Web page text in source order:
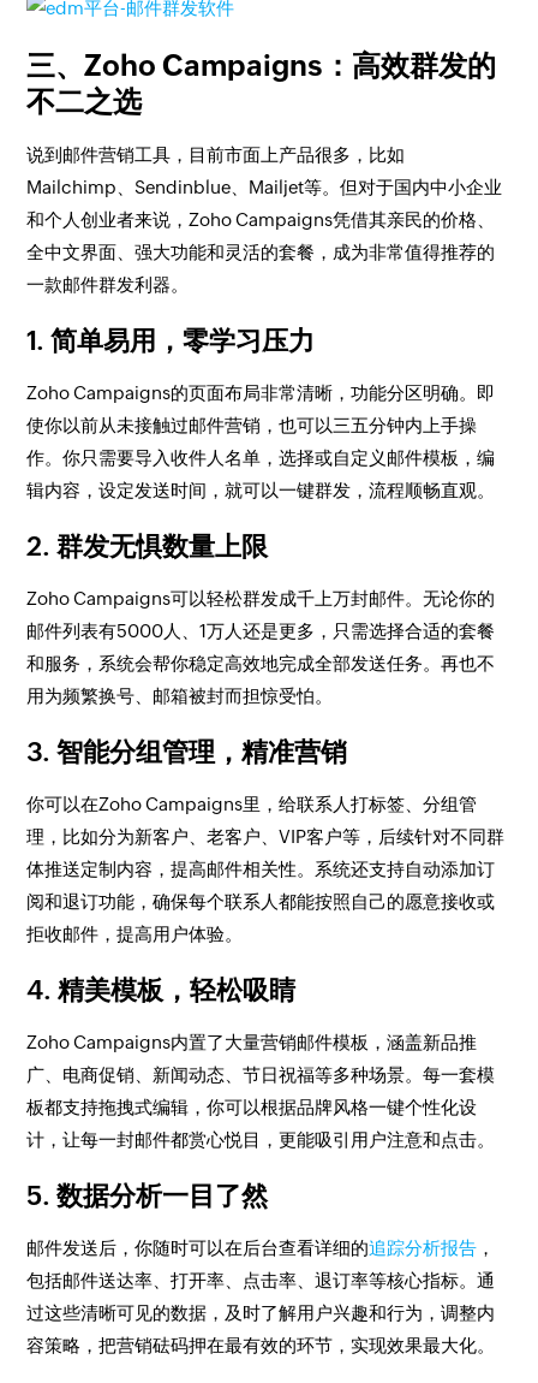
三、Zoho Campaigns：高效群发的
不二之选
说到邮件营销工具，目前市面上产品很多，比如
Mailchimp、Sendinblue、Mailjet等。但对于国内中小企业
和个人创业者来说，Zoho Campaigns凭借其亲民的价格、
全中文界面、强大功能和灵活的套餐，成为非常值得推荐的
一款邮件群发利器。
1. 简单易用，零学习压力
Zoho Campaigns的页面布局非常清晰，功能分区明确。即
使你以前从未接触过邮件营销，也可以三五分钟内上手操
作。你只需要导入收件人名单，选择或自定义邮件模板，编
辑内容，设定发送时间，就可以一键群发，流程顺畅直观。
2. 群发无惧数量上限
Zoho Campaigns可以轻松群发成千上万封邮件。无论你的
邮件列表有5000人、1万人还是更多，只需选择合适的套餐
和服务，系统会帮你稳定高效地完成全部发送任务。再也不
用为频繁换号、邮箱被封而担惊受怕。
3. 智能分组管理，精准营销
你可以在Zoho Campaigns里，给联系人打标签、分组管
理，比如分为新客户、老客户、VIP客户等，后续针对不同群
体推送定制内容，提高邮件相关性。系统还支持自动添加订
阅和退订功能，确保每个联系人都能按照自己的愿意接收或
拒收邮件，提高用户体验。
4. 精美模板，轻松吸睛
Zoho Campaigns内置了大量营销邮件模板，涵盖新品推
广、电商促销、新闻动态、节日祝福等多种场景。每一套模
板都支持拖拽式编辑，你可以根据品牌风格一键个性化设
计，让每一封邮件都赏心悦目，更能吸引用户注意和点击。
5. 数据分析一目了然
邮件发送后，你随时可以在后台查看详细的追踪分析报告 ，
包括邮件送达率、打开率、点击率、退订率等核心指标。通
过这些清晰可见的数据，及时了解用户兴趣和行为，调整内
容策略，把营销砝码押在最有效的环节，实现效果最大化。